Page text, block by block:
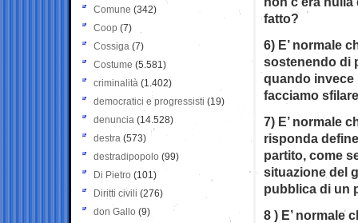
fatto?
6) E’ normale
sostenendo di
quando invece
facciamo
7) E’ normale
risponda
partito, come
situazione del
pubblica di un
8 ) E’ normale
Comune (342)
Coop (7)
Cossiga (7)
Costume (5.581)
criminalità (1.402)
democratici e progressisti (19)
denuncia (14.528)
destra (573)
destradipopolo (99)
Di Pietro (101)
Diritti civili (276)
don Gallo (9)